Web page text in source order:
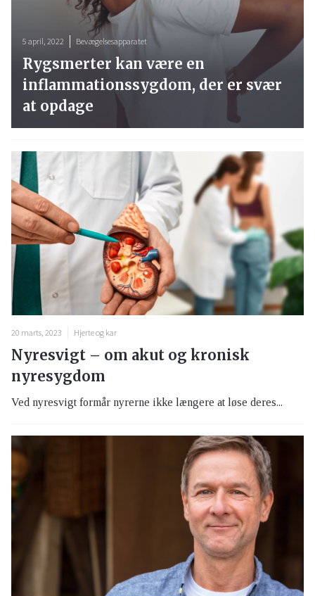
20 marts, 2023 Hjerte og kar
Nyresvigt – om akut og kronisk
nyresygdom
Ved nyresvigt formår nyrerne ikke længere at løse deres...
5 april, 2022 Bevægelsesapparatet
Rygsmerter kan være en
inflammationssygdom, der er svær
at opdage